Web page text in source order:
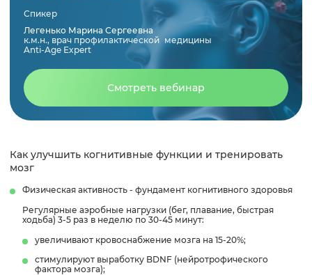
Спикер
Легенько Марина Сергеевна
к.м.н., врач профилактической медицины
Anti-Age Expert
Смотреть вебинар
Как улучшить когнитивные функции и тренировать
мозг
Физическая активность - фундамент когнитивного здоровья
Регулярные аэробные нагрузки (бег, плавание, быстрая
ходьба) 3-5 раз в неделю по 30-45 минут:
увеличивают кровоснабжение мозга на 15-20%;
стимулируют выработку BDNF (нейротрофического
фактора мозга);